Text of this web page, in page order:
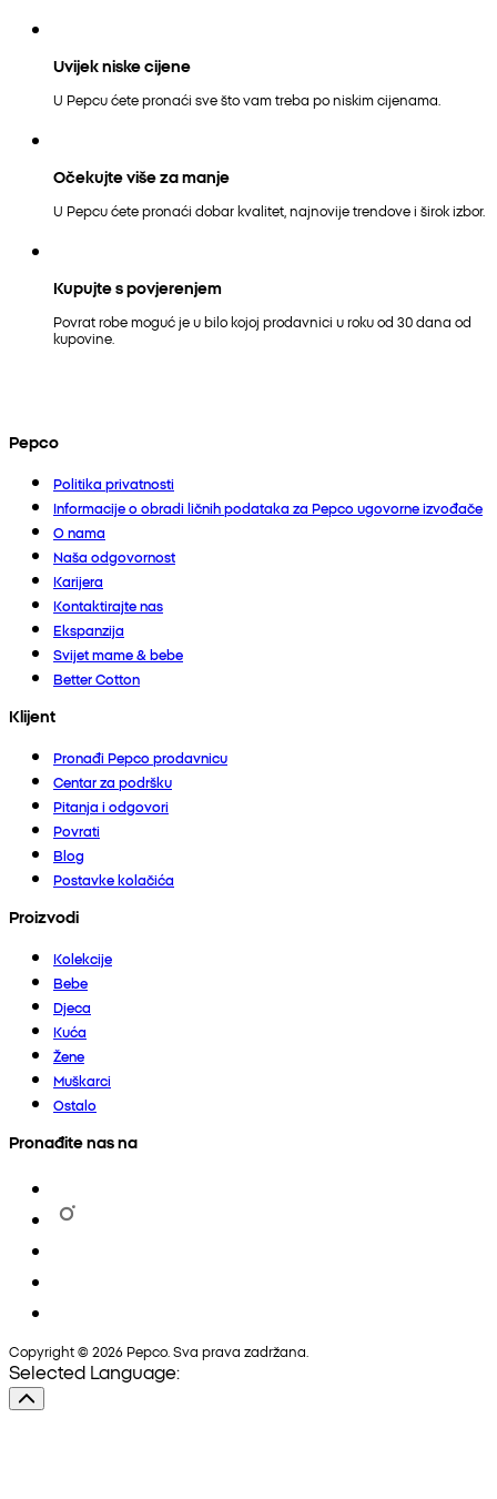
Uvijek niske cijene
U Pepcu ćete pronaći sve što vam treba po niskim cijenama.
Očekujte više za manje
U Pepcu ćete pronaći dobar kvalitet, najnovije trendove i širok izbor.
Kupujte s povjerenjem
Povrat robe moguć je u bilo kojoj prodavnici u roku od 30 dana od
kupovine.
Pepco
Politika privatnosti
Informacije o obradi ličnih podataka za Pepco ugovorne izvođače
O nama
Naša odgovornost
Karijera
Kontaktirajte nas
Ekspanzija
Svijet mame & bebe
Better Cotton
Klijent
Pronađi Pepco prodavnicu
Centar za podršku
Pitanja i odgovori
Povrati
Blog
Postavke kolačića
Proizvodi
Kolekcije
Bebe
Djeca
Kuća
Žene
Muškarci
Ostalo
Pronađite nas na
Copyright © 2026 Pepco. Sva prava zadržana.
Selected Language: